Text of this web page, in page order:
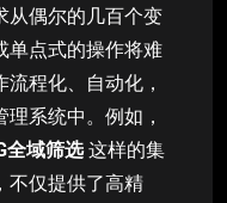
从偶尔的几百个变
单点式的操作将难
程化、自动化，
系统中。例如，
全域筛选这样的集
不仅提供了高精